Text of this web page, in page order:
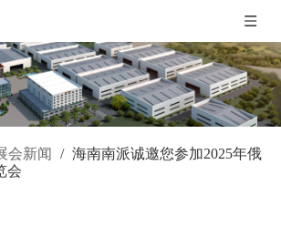
会新闻 / 海南南派诚邀您参加2025年俄
会